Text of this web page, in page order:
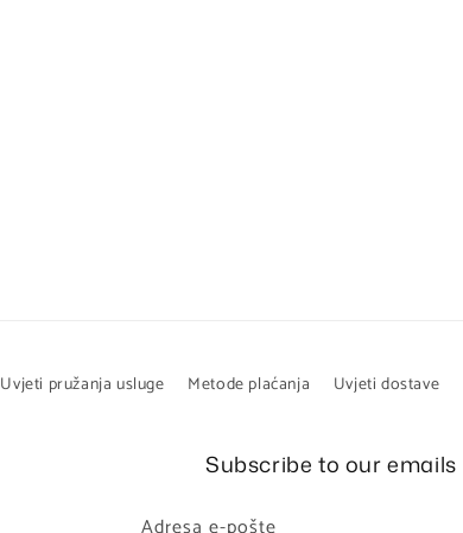
Uvjeti pružanja usluge Metode plaćanja Uvjeti dostave
Subscribe to our emails